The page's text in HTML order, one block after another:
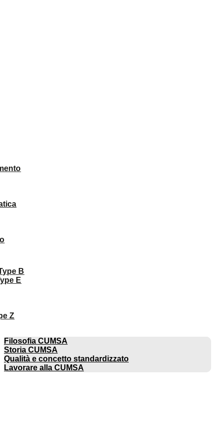
B
E
Z
Filosofia CUMSA
Storia CUMSA
Qualità e concetto standardizzato
Lavorare alla CUMSA